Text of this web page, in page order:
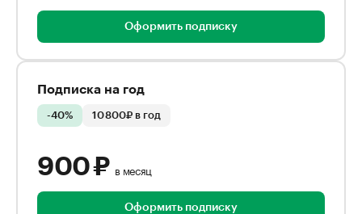
Оформить подписку
Подписка на год
-40% 10 800₽ в год
900 ₽ в месяц
Оформить подписку